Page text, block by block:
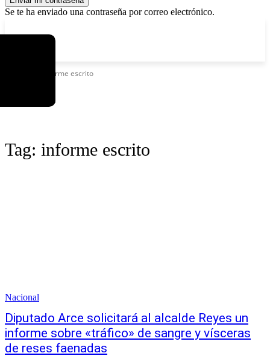
Se te ha enviado una contraseña por correo electrónico.
Informe escrito
Tag: informe escrito
Nacional
Diputado Arce solicitará al alcalde Reyes un
informe sobre «tráfico» de sangre y vísceras
de reses faenadas